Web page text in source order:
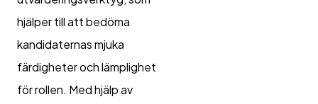
hjälper till att bedöma
kandidaternas mjuka
färdigheter och lämplighet
för rollen. Med hjälp av